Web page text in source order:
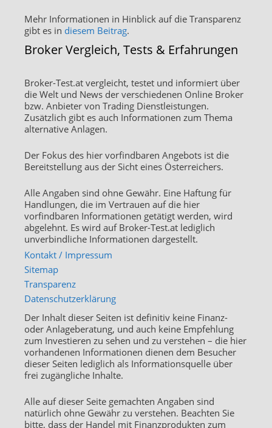
Mehr Informationen in Hinblick auf die Transparenz
gibt es in diesem Beitrag.
Broker Vergleich, Tests & Erfahrungen
Broker-Test.at vergleicht, testet und informiert über
die Welt und News der verschiedenen Online Broker
bzw. Anbieter von Trading Dienstleistungen.
Zusätzlich gibt es auch Informationen zum Thema
alternative Anlagen.
Der Fokus des hier vorfindbaren Angebots ist die
Bereitstellung aus der Sicht eines Österreichers.
Alle Angaben sind ohne Gewähr. Eine Haftung für
Handlungen, die im Vertrauen auf die hier
vorfindbaren Informationen getätigt werden, wird
abgelehnt. Es wird auf Broker-Test.at lediglich
unverbindliche Informationen dargestellt.
Kontakt / Impressum
Sitemap
Transparenz
Datenschutzerklärung
Der Inhalt dieser Seiten ist definitiv keine Finanz-
oder Anlageberatung, und auch keine Empfehlung
zum Investieren zu sehen und zu verstehen – die hier
vorhandenen Informationen dienen dem Besucher
dieser Seiten lediglich als Informationsquelle über
frei zugängliche Inhalte.
Alle auf dieser Seite gemachten Angaben sind
natürlich ohne Gewähr zu verstehen. Beachten Sie
bitte, dass der Handel mit Finanzprodukten zum